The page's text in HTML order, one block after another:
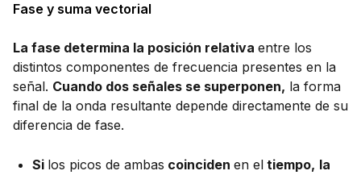
Fase y suma vectorial
La fase determina la posición relativa entre los
distintos componentes de frecuencia presentes en la
señal. Cuando dos señales se superponen, la forma
final de la onda resultante depende directamente de su
diferencia de fase.
Si los picos de ambas coinciden en el tiempo, la